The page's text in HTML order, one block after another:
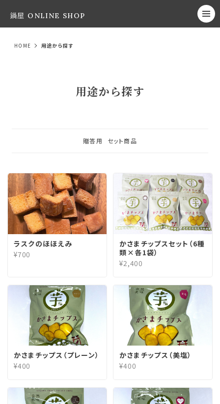
鍋屋 ONLINE SHOP
HOME 用途から探す
用途から探す
贈答用 セット商品
ラスクのほほえみ
¥700
かさまチップスセット（6種
類×各1袋）
¥2,400
かさまチップス（プレーン）
¥400
かさまチップス（美塩）
¥400